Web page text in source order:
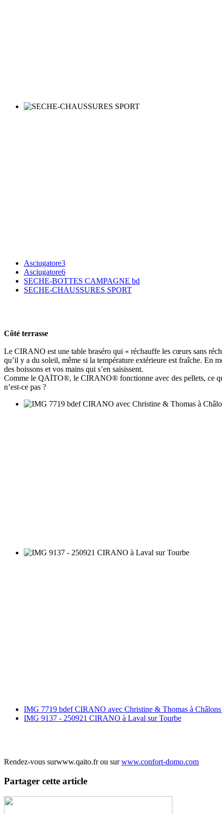
Asciugatore3
Asciugatore6
SECHE-BOTTES CAMPAGNE bd
SECHE-CHAUSSURES SPORT
Côté terrasse
Le CIRANO est une table braséro qui « réchauffe les cœurs sans
qu’il y a du soleil, même si la température extérieure est fraîche.
des boissons et vos mains qui s’en saisissent.
Comme le QAÏTO®, le CIRANO® fonctionne avec des pellets, ce
n’est-ce pas ?
IMG 7719 bdef CIRANO avec Christine & Thomas à
IMG 9137 - 250921 CIRANO à Laval sur Tourbe
Rendez-vous surwww.qaito.fr ou surwww.confort-domo.com
Partager cette article